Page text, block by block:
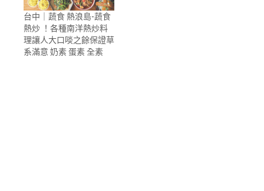
台中｜蔬食 熱浪島-蔬食
熱炒 ！各種南洋熱炒料
理讓人大口啖之餘保證草
系滿意 奶素 蛋素 全素